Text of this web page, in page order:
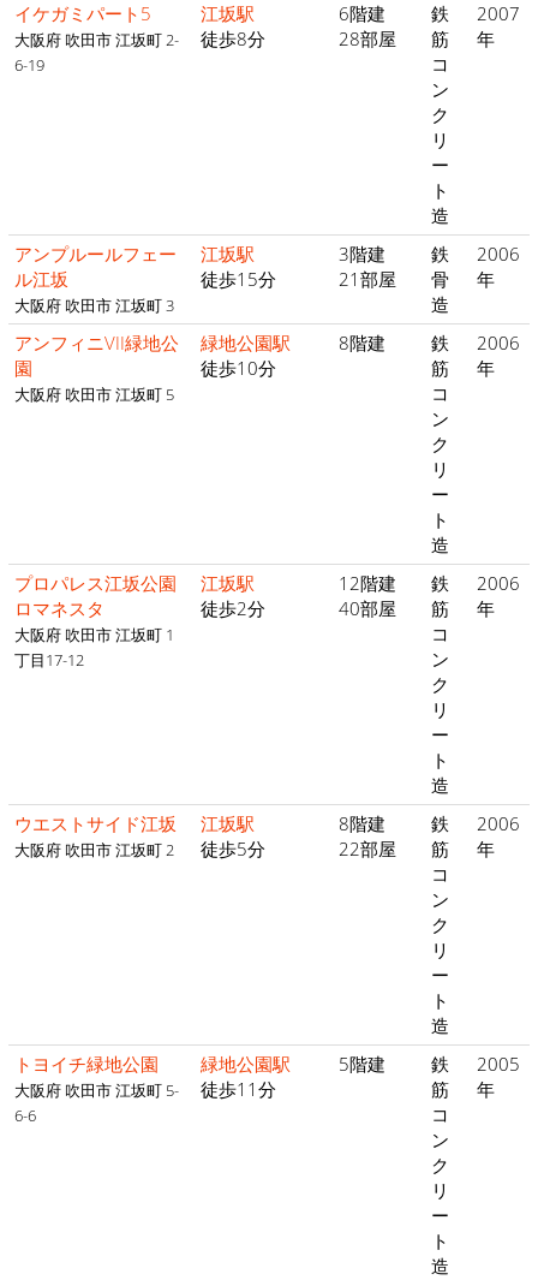
イケガミパート5
大阪府 吹田市 江坂町 2-
6-19
江坂駅
徒歩8分
6階建
28部屋
鉄
筋
コ
ン
ク
リ
ー
ト
造
2007
年
アンプルールフェー
ル江坂
大阪府 吹田市 江坂町 3
江坂駅
徒歩15分
3階建
21部屋
鉄
骨
造
2006
年
アンフィニVII緑地公
園
大阪府 吹田市 江坂町 5
緑地公園駅
徒歩10分
8階建
鉄
筋
コ
ン
ク
リ
ー
ト
造
2006
年
プロパレス江坂公園
ロマネスタ
大阪府 吹田市 江坂町 1
丁目17-12
江坂駅
徒歩2分
12階建
40部屋
鉄
筋
コ
ン
ク
リ
ー
ト
造
2006
年
ウエストサイド江坂
大阪府 吹田市 江坂町 2
江坂駅
徒歩5分
8階建
22部屋
鉄
筋
コ
ン
ク
リ
ー
ト
造
2006
年
トヨイチ緑地公園
大阪府 吹田市 江坂町 5-
6-6
緑地公園駅
徒歩11分
5階建
鉄
筋
コ
ン
ク
リ
ー
ト
造
2005
年